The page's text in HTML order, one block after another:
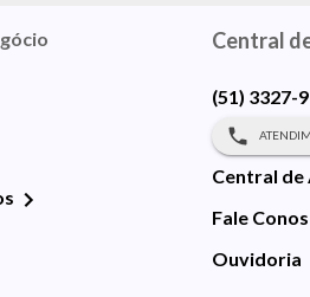
Central
(51) 3327-
Central de
Fale
Ouvidoria